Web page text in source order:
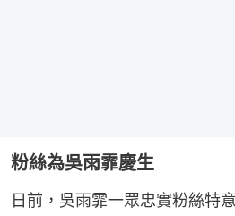
粉絲為吳雨霏慶生
日前，吳雨霏一眾忠實粉絲特